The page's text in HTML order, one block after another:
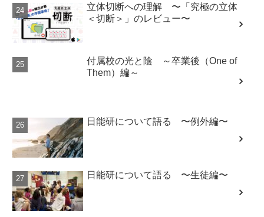
立体切断への理解 〜「究極の立体
＜切断＞」のレビュー〜
付属校の光と陰 ～卒業後（One of
Them）編～
日能研について語る 〜例外編〜
日能研について語る 〜生徒編〜